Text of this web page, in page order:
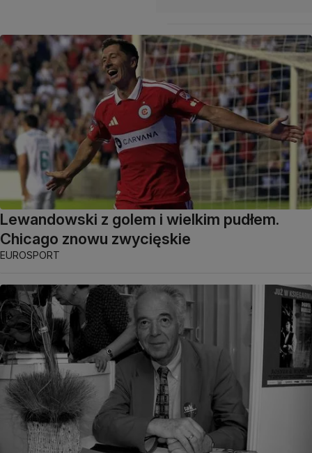
Lewandowski z golem i wielkim pudłem.
Chicago znowu zwycięskie
EUROSPORT